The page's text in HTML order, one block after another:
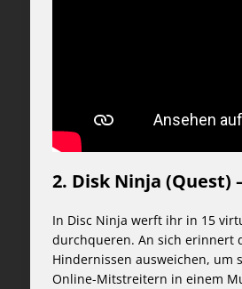
2. Disk Ninja (Quest)
In Disc Ninja werft ihr in 15
durchqueren. An sich erinnert
Hindernissen ausweichen, um
Online-Mitstreitern in einem